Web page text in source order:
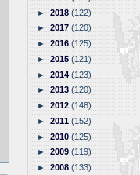
►2018(122)
►2017(120)
►2016(125)
►2015(121)
►2014(123)
►2013(120)
►2012(148)
►2011(152)
►2010(125)
►2009(119)
►2008(133)